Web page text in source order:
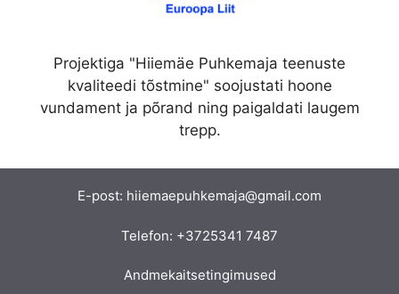
Projektiga "Hiiemäe Puhkemaja teenuste
kvaliteedi tõstmine" soojustati hoone
vundament ja põrand ning paigaldati laugem
trepp.
E-post: hiiemaepuhkemaja@gmail.com
Telefon: +3725341 7487
Andmekaitsetingimused